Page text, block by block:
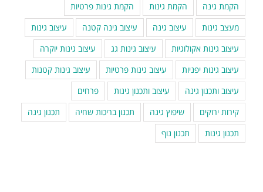
הקמת גינה
הקמת גינות
הקמת גינות פרטיות
מעצב גינות
עיצוב גינה עיצוב גינה קטנה
עיצוב גינות
עיצוב גינות אקולוגיות
עיצוב גינות גג
עיצוב גינות יוקרה
עיצוב גינות יפניות
עיצוב גינות פרטיות
עיצוב גינות קטנות
עיצוב ותכנון גינה
עיצוב ותכנון גינות
פרחים
קירות ירוקים
שיפוץ גינה תכנון בריכות שחיה
תכנון גינה
תכנון גינות
תכנון נוף